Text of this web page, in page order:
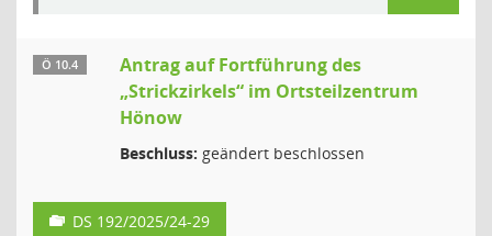
Ö 10.4
Antrag auf Fortführung des
„Strickzirkels“ im Ortsteilzentrum
Hönow
Beschluss: geändert beschlossen
DS 192/2025/24-29